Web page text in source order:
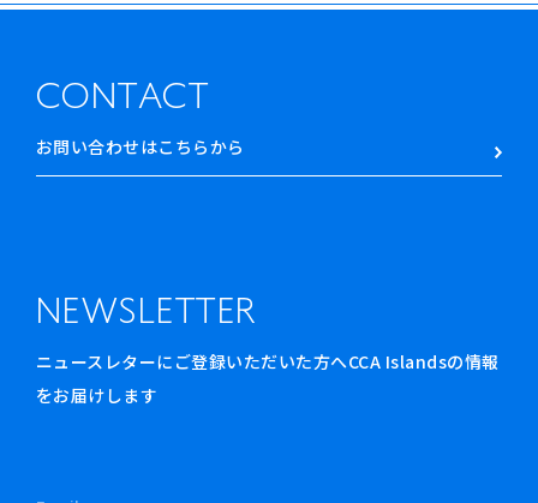
CONTACT
お問い合わせはこちらから
NEWSLETTER
ニュースレターにご登録いただいた方へCCA Islandsの情報
をお届けします